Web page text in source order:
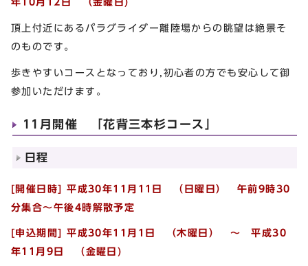
頂上付近にあるパラグライダー離陸場からの眺望は絶景そ
のものです。
歩きやすいコースとなっており,初心者の方でも安心して御
参加いただけます。
11月開催 「花背三本杉コース」
日程
[開催日時] 平成30年11月11日 （日曜日） 午前9時30
分集合～午後4時解散予定
[申込期間] 平成30年11月1日 （木曜日） ～ 平成30
年11月9日 （金曜日)